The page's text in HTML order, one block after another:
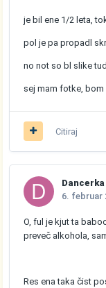
je bil ene 1/2 leta,
pol je pa propadl
no not so bl slike
sej mam fotke, bom
Citiraj
Dancerka
6. februar
O, ful je kjut ta
preveč alkohola,
Res ena taka čist